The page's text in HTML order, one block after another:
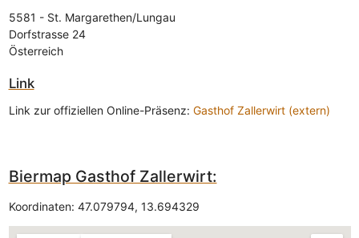
5581 - St. Margarethen/Lungau
Dorfstrasse 24
Österreich
Link
Link zur offiziellen Online-Präsenz: Gasthof Zallerwirt (extern)
Biermap Gasthof Zallerwirt:
Koordinaten: 47.079794, 13.694329
Sorry, we have no imagery here.